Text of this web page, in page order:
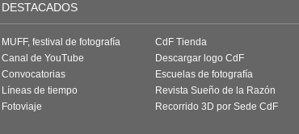
DESTACADOS
MUFF, festival de fotografía
Canal de YouTube
Convocatorias
Líneas de tiempo
Fotoviaje
CdF Tienda
Descargar logo CdF
Escuelas de fotografía
Revista Sueño de la Razón
Recorrido 3D por Sede CdF